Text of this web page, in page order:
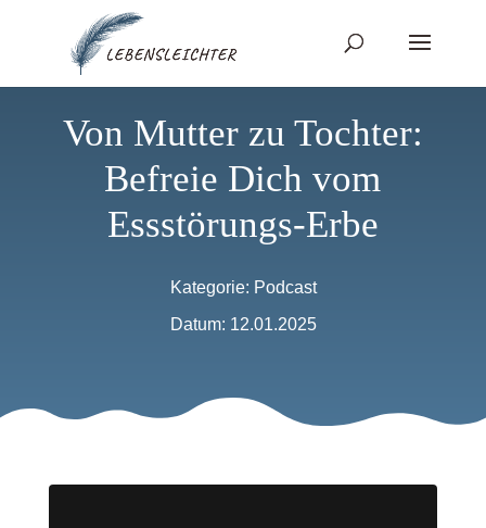
Von Mutter zu Tochter:
Befreie Dich vom
Essstörungs-Erbe
Kategorie: Podcast
Datum: 12.01.2025